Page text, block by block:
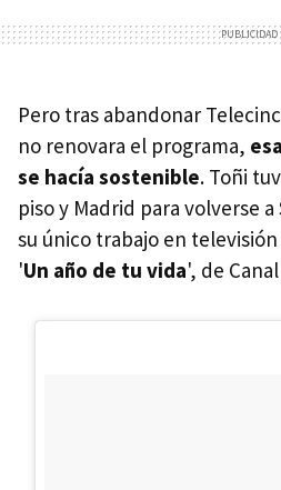
Pero tras abandonar
no renovara el programa,
se hacía sostenible. Toñi
piso y Madrid para volverse
su único trabajo en
'Un año de tu vida', de